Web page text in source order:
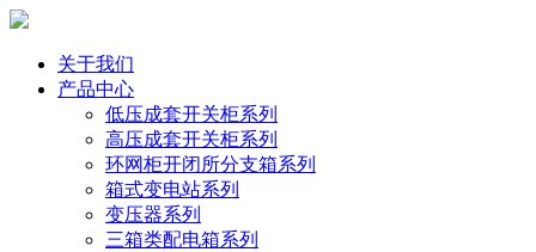
关于我们
产品中心
低压成套开关柜系列
高压成套开关柜系列
环网柜开闭所分支箱系列
箱式变电站系列
变压器系列
三箱类配电箱系列